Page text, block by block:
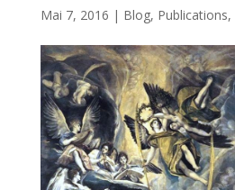
Mai 7, 2016 | Blog, Publications,